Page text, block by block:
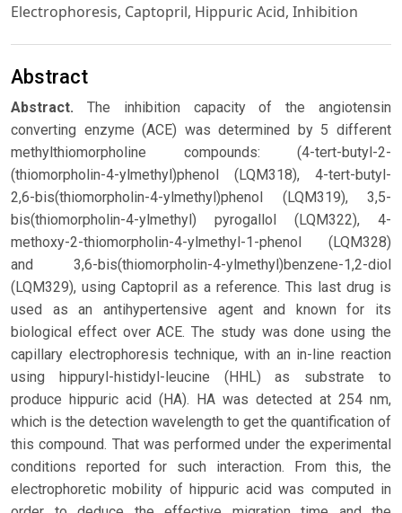
Electrophoresis, Captopril, Hippuric Acid, Inhibition
Abstract
Abstract. The inhibition capacity of the angiotensin
converting enzyme (ACE) was determined by 5 different
methylthiomorpholine compounds: (4-tert-butyl-2-
(thiomorpholin-4-ylmethyl)phenol (LQM318), 4-tert-butyl-
2,6-bis(thiomorpholin-4-ylmethyl)phenol (LQM319), 3,5-
bis(thiomorpholin-4-ylmethyl) pyrogallol (LQM322), 4-
methoxy-2-thiomorpholin-4-ylmethyl-1-phenol (LQM328)
and 3,6-bis(thiomorpholin-4-ylmethyl)benzene-1,2-diol
(LQM329), using Captopril as a reference. This last drug is
used as an antihypertensive agent and known for its
biological effect over ACE. The study was done using the
capillary electrophoresis technique, with an in-line reaction
using hippuryl-histidyl-leucine (HHL) as substrate to
produce hippuric acid (HA). HA was detected at 254 nm,
which is the detection wavelength to get the quantification of
this compound. That was performed under the experimental
conditions reported for such interaction. From this, the
electrophoretic mobility of hippuric acid was computed in